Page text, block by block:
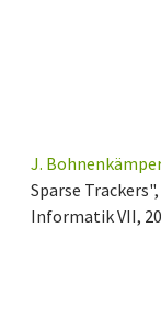
J. Bohnenkämper
Sparse
Informatik VII,